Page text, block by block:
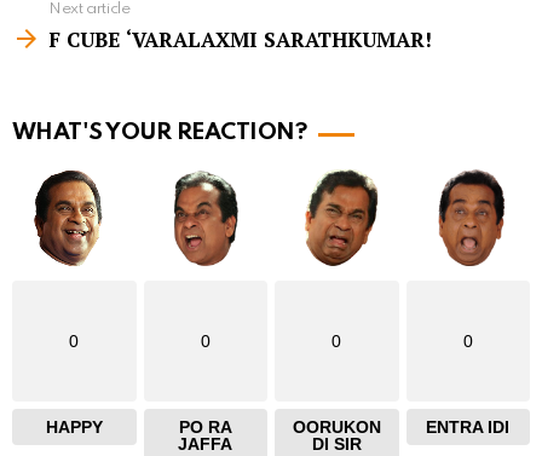
m
e
Next article
F CUBE ‘VARALAXMI SARATHKUMAR!
WHAT'S YOUR REACTION?
0
HAPPY
0
PO RA
JAFFA
0
OORUKON
DI SIR
0
ENTRA IDI